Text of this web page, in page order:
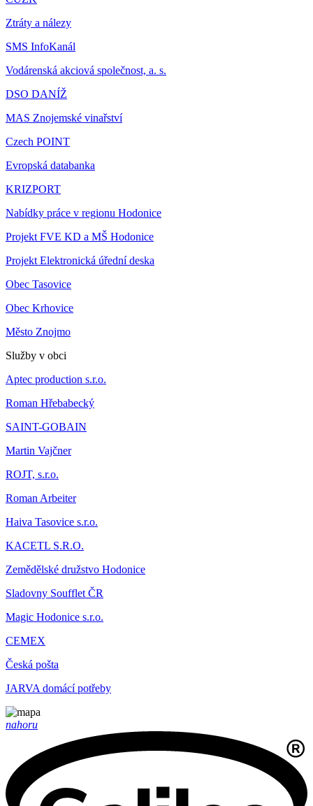
Ztráty a nálezy
SMS InfoKanál
Vodárenská akciová společnost, a. s.
DSO DANÍŽ
MAS Znojemské vinařství
Czech POINT
Evropská databanka
KRIZPORT
Nabídky práce v regionu Hodonice
Projekt FVE KD a MŠ Hodonice
Projekt Elektronická úřední deska
Obec Tasovice
Obec Krhovice
Město Znojmo
Služby v obci
Aptec production s.r.o.
Roman Hřebabecký
SAINT-GOBAIN
Martin Vajčner
ROJT, s.r.o.
Roman Arbeiter
Haiva Tasovice s.r.o.
KACETL S.R.O.
Zemědělské družstvo Hodonice
Sladovny Soufflet ČR
Magic Hodonice s.r.o.
CEMEX
Česká pošta
JARVA domácí potřeby
nahoru